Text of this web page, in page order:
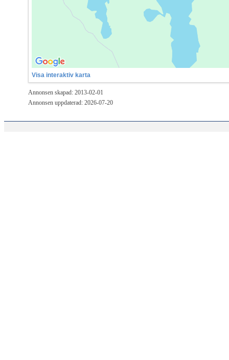
Visa interaktiv karta
Annonsen skapad: 2013-02-01
Annonsen uppdaterad: 2026-07-20